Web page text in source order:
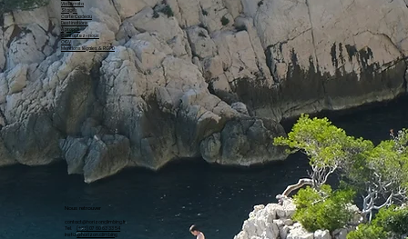
Via Ferrata
Stages
Carte Cadeau
Destinations
À propos
Contactez-nous
CGV
Mentions légales & RGPD
Nous retrouver
contact@horizonclimbing.fr
Tel.
(+33) 07 60 63 33 54
Insta@horizon.climbing